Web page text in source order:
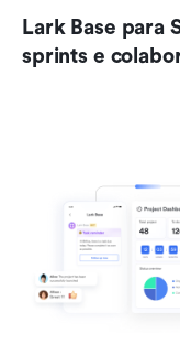
Lark Base para
sprints e